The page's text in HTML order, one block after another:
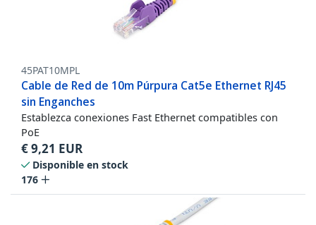
45PAT10MPL
Cable de Red de 10m Púrpura Cat5e Ethernet RJ45
sin Enganches
Establezca conexiones Fast Ethernet compatibles con
PoE
€9,21 EUR
Disponible en stock
176